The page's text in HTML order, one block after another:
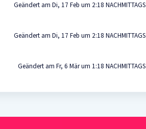
Geändert am Di, 17 Feb um 2:18 NACHMITTAGS
Geändert am Di, 17 Feb um 2:18 NACHMITTAGS
Geändert am Fr, 6 Mär um 1:18 NACHMITTAGS